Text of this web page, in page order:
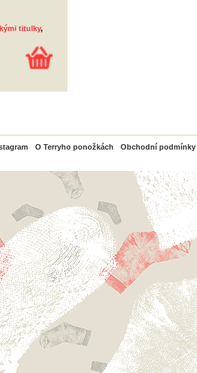
titulky,
O Terryho ponožkách Obchodní podmínky
PayPal